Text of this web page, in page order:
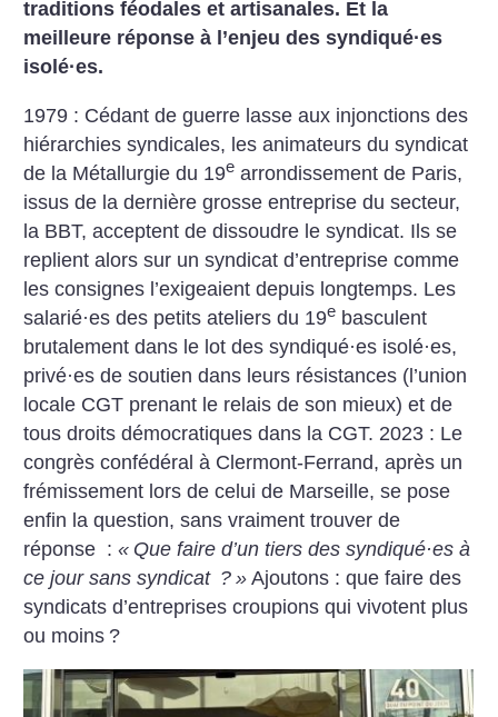
traditions féodales et artisanales. Et la
meilleure réponse à l’enjeu des syndiqué·es
isolé·es.
1979 : Cédant de guerre lasse aux injonctions des
hiérarchies syndicales, les animateurs du syndicat
de la Métallurgie du 19e arrondissement de Paris,
issus de la dernière grosse entreprise du secteur,
la BBT, acceptent de dissoudre le syndicat. Ils se
replient alors sur un syndicat d’entreprise comme
les consignes l’exigeaient depuis longtemps. Les
salarié·es des petits ateliers du 19e basculent
brutalement dans le lot des syndiqué·es isolé·es,
privé·es de soutien dans leurs résistances (l’union
locale CGT prenant le relais de son mieux) et de
tous droits démocratiques dans la CGT. 2023 : Le
congrès confédéral à Clermont-Ferrand, après un
frémissement lors de celui de Marseille, se pose
enfin la question, sans vraiment trouver de
réponse :« Que faire d’un tiers des syndiqué·es à
ce jour sans syndicat ? » Ajoutons : que faire des
syndicats d’entreprises croupions qui vivotent plus
ou moins ?